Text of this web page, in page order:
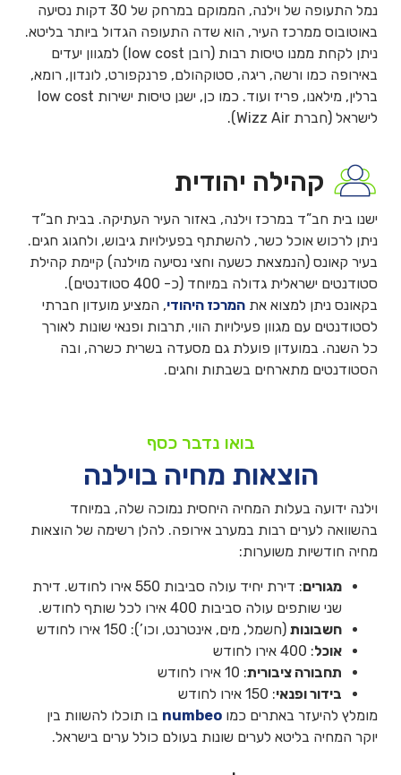
נמל התעופה של וילנה, הממוקם במרחק של 30 דקות נסיעה
באוטובוס ממרכז העיר, הוא שדה התעופה הגדול ביותר בליטא.
ניתן לקחת ממנו טיסות רבות (רובן low cost) למגוון יעדים
באירופה כמו ורשה, ריגה, סטוקהולם, פרנקפורט, לונדון, רומא,
ברלין, מילאנו, פריז ועוד. כמו כן, ישנן טיסות ישירות low cost
לישראל (חברת Wizz Air).
קהילה יהודית
ישנו בית חב”ד במרכז וילנה, באזור העיר העתיקה. בבית חב”ד
ניתן לרכוש אוכל כשר, להשתתף בפעילויות גיבוש, ולחגוג חגים.
בעיר קאונס (הנמצאת כשעה וחצי נסיעה מוילנה) קיימת קהילת
סטודנטים ישראלית גדולה במיוחד (כ- 400 סטודנטים).
בקאונס ניתן למצוא את המרכז היהודי, המציע מועדון חברתי
לסטודנטים עם מגוון פעילויות הווי, תרבות ופנאי שונות לאורך
כל השנה. במועדון פועלת גם מסעדה בשרית כשרה, ובה
הסטודנטים מתארחים בשבתות וחגים.
בואו נדבר כסף
הוצאות מחיה בוילנה
וילנה ידועה בעלות המחיה היחסית נמוכה שלה, במיוחד
בהשוואה לערים רבות במערב אירופה. להלן רשימה של הוצאות
מחיה חודשיות משוערות:
מגורים
: דירת יחיד עולה סביבות 550 אירו לחודש. דירת
שני שותפים עולה סביבות 400 אירו לכל שותף לחודש.
חשבונות (חשמל, מים, אינטרנט, וכו’): 150 אירו לחודש
אוכל: 400 אירו לחודש
תחבורה ציבורית: 10 אירו לחודש
בידור ופנאי: 150 אירו לחודש
מומלץ להיעזר באתרים כמו numbeo בו תוכלו להשוות בין
יוקר המחיה בליטא לערים שונות בעולם כולל ערים בישראל.